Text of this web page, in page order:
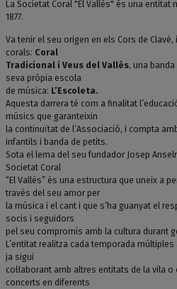
La Societat Coral "El Vallès" és una
1877.
Va tenir el seu origen en els Cors de
corals: Coral
Tradicional i Veus del Vallès, una
seva pròpia escola
de música: L’Escoleta.
Aquesta darrera té com a finalitat
músics que garanteixin
la continuïtat de l’Associació, i compta
infantils i banda de petits.
Sota el lema del seu fundador Josep
Societat Coral
“El Vallès” és una estructura que uneix a
través del seu amor per
la música i el cant i que s’ha guanyat el
socis i seguidors
pel seu compromís amb la cultura durant
L’entitat realitza cada temporada
ja sigui
col·laborant amb altres entitats de la vila
concerts en diferents